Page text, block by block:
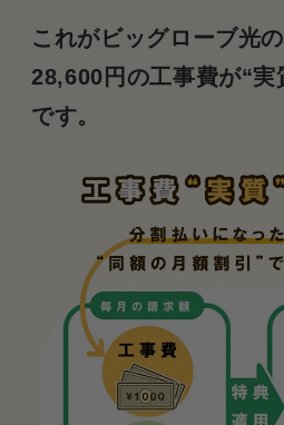
これがビッグローブ光
28,600円の工事費が“実
です。